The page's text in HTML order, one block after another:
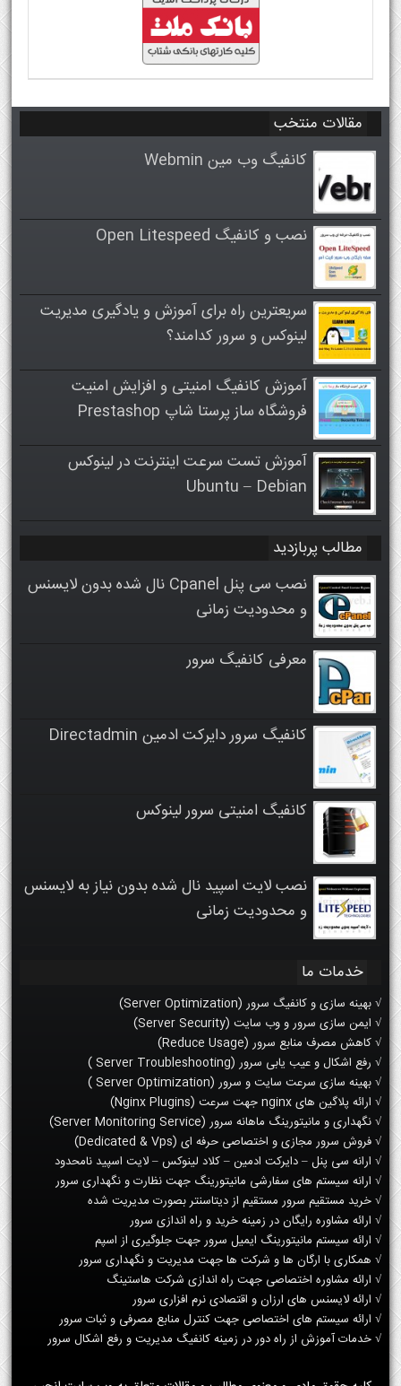
مقالات منتخب
کانفیگ وب مین Webmin
نصب و کانفیگ Open Litespeed
سریعترین راه برای آموزش و یادگیری مدیریت
لینوکس و سرور کدامند؟
آموزش کانفیگ امنیتی و افزایش امنیت
فروشگاه ساز پرستا شاپ Prestashop
آموزش تست سرعت اینترنت در لینوکس
Ubuntu – Debian
مطالب پربازدید
نصب سی پنل Cpanel نال شده بدون لایسنس
و محدودیت زمانی
معرفی کانفیگ سرور
کانفیگ سرور دایرکت ادمین Directadmin
کانفیگ امنیتی سرور لینوکس
نصب لایت اسپید نال شده بدون نیاز به لایسنس
و محدودیت زمانی
خدمات ما
√ بهینه سازی و کانفیگ سرور (Server Optimization)
√ ایمن سازی سرور و وب سایت (Server Security)
√ کاهش مصرف منابع سرور (Reduce Usage)
√ رفع اشکال و عیب یابی سرور (Server Troubleshooting )
√ بهینه سازی سرعت سایت و سرور (Server Optimization )
√ ارائه پلاگین های nginx جهت سرعت (Nginx Plugins)
√ نگهداری و مانیتورینگ ماهانه سرور (Server Monitoring Service)
√ فروش سرور مجازی و اختصاصی حرفه ای (Dedicated & Vps)
√ ارانه سی پنل – دایرکت ادمین – کلاد لینوکس – لایت اسپید نامحدود
√ ارانه سیستم های سفارشی مانیتورینگ جهت نظارت و نگهداری سرور
√ خرید مستقیم سرور مستقیم از دیتاسنتر بصورت مدیریت شده
√ ارائه مشاوره رایگان در زمینه خرید و راه اندازی سرور
√ ارائه سیستم مانیتورینگ ایمیل سرور جهت جلوگیری از اسپم
√ همکاری با ارگان ها و شرکت ها جهت مدیریت و نگهداری سرور
√ ارائه مشاوره اختصاصی جهت راه اندازی شرکت هاستینگ
√ ارائه لایسنس های ارزان و اقتصادی نرم افزاری سرور
√ ارائه سیستم های اختصاصی جهت کنترل منابع مصرفی و ثبات سرور
√ خدمات آموزش از راه دور در زمینه کانفیگ مدیریت و رفع اشکال سرور